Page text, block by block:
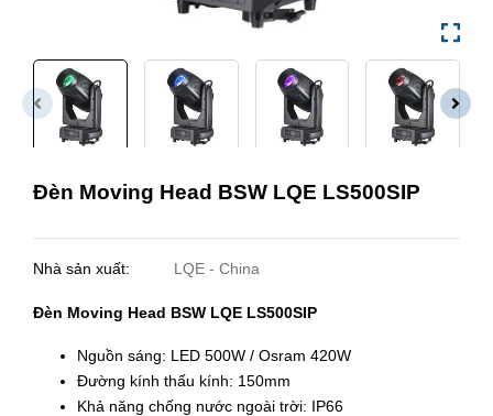
Đèn Moving Head BSW LQE LS500SIP
Nhà sản xuất: LQE - China
Đèn Moving Head BSW LQE LS500SIP
Nguồn sáng: LED 500W / Osram 420W
Đường kính thấu kính: 150mm
Khả năng chống nước ngoài trời: IP66